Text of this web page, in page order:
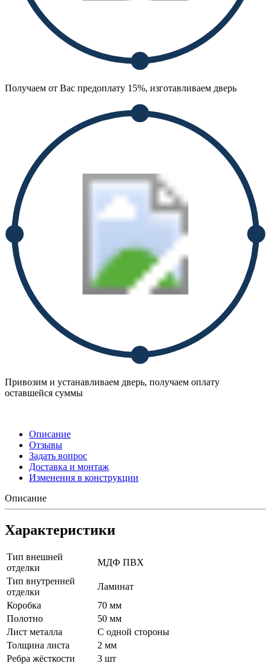
Получаем от Вас предоплату 15%, изготавливаем дверь
Привозим и устанавливаем дверь, получаем оплату
оставшейся суммы
Описание
Отзывы
Задать вопрос
Доставка и монтаж
Изменения в конструкции
Описание
Характеристики
Тип внешней
отделки
МДФ ПВХ
Тип внутренней
отделки
Ламинат
Коробка
70 мм
Полотно
50 мм
Лист металла
С одной стороны
Толщина листа
2 мм
Ребра жёсткости
3 шт